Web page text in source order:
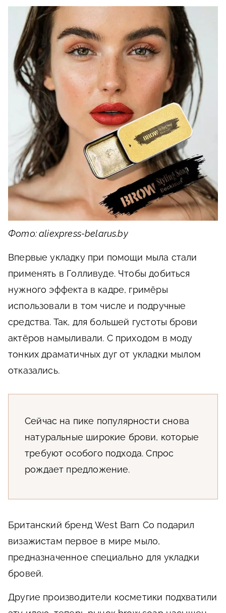
Фото: aliexpress-belarus.by
Впервые укладку при помощи мыла стали
применять в Голливуде. Чтобы добиться
нужного эффекта в кадре, гримёры
использовали в том числе и подручные
средства. Так, для большей густоты брови
актёров намыливали. С приходом в моду
тонких драматичных дуг от укладки мылом
отказались.
Сейчас на пике популярности снова
натуральные широкие брови, которые
требуют особого подхода. Спрос
рождает предложение.
Британский бренд West Barn Co подарил
визажистам первое в мире мыло,
предназначенное специально для укладки
бровей.
Другие производители косметики подхватили